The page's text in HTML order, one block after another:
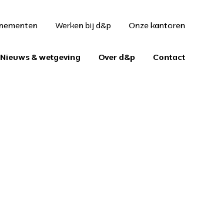
Werken bij d&p Onze kantoren
Nieuws & wetgeving Over d&p Contact